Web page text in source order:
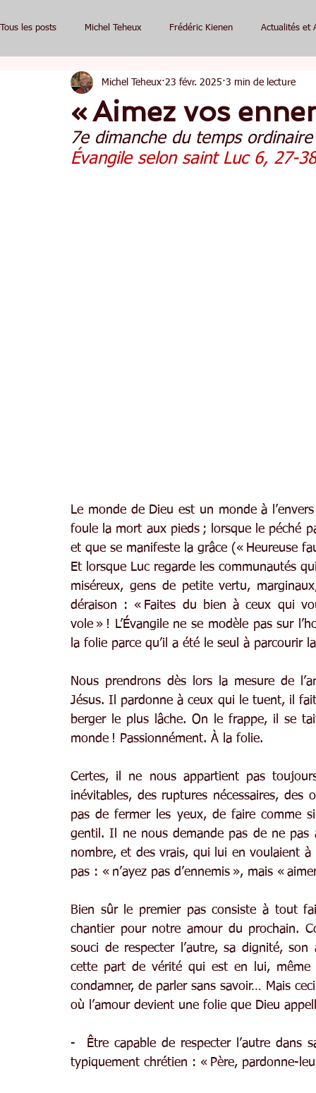
Tous les posts Michel Teheux Frédéric Kienen Actualités et
« Aimez vos
Michel Teheux 23 févr. 2025 3 min de lecture
7e dimanche du temps
Évangile selon saint Luc 6, 27-38
Le monde de Dieu est un monde à
foule la mort aux pieds ; lorsque le péché
et que se manifeste la grâce (« Heureuse
Et lorsque Luc regarde les communautés
miséreux, gens de petite vertu,
déraison : « Faites du bien à ceux qui
vole » ! L’Évangile ne se modèle pas sur
la folie parce qu’il a été le seul à parcourir
Nous prendrons dès lors la mesure de
Jésus. Il pardonne à ceux qui le tuent, il
berger le plus lâche. On le frappe, il se
monde ! Passionnément. À la folie.
Certes, il ne nous appartient pas
inévitables, des ruptures nécessaires, des
pas de fermer les yeux, de faire comme
gentil. Il ne nous demande pas de ne pas
nombre, et des vrais, qui lui en voulaient
pas : « n’ayez pas d’ennemis », mais «
Bien sûr le premier pas consiste à tout
chantier pour notre amour du prochain.
souci de respecter l’autre, sa dignité,
cette part de vérité qui est en lui,
condamner, de parler sans savoir… Mais
où l’amour devient une folie que Dieu
-  Être capable de respecter l’autre dans
typiquement chrétien : « Père, pardonne-